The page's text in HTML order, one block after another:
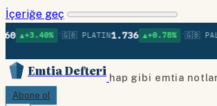
İçeriğe geç
🇬🇧 PLATIN 1.736 ▲+0.78% 🇬🇧 PALADYUM
Emtia Defteri hap gibi emtia
Abone ol